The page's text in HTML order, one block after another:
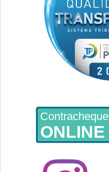
Contracheque
ONLINE